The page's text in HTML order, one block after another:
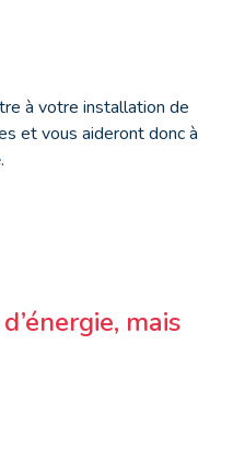
à votre installation de
et vous aideront donc à
.
mais